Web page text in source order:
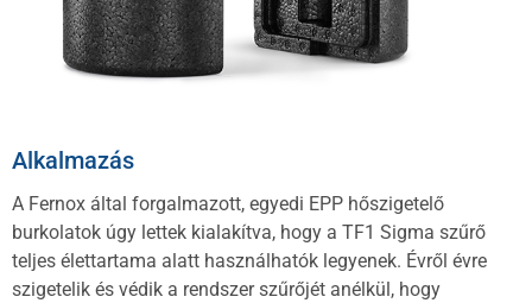
Alkalmazás
A Fernox által forgalmazott, egyedi EPP hőszigetelő
burkolatok úgy lettek kialakítva, hogy a TF1 Sigma szűrő
teljes élettartama alatt használhatók legyenek. Évről évre
szigetelik és védik a rendszer szűrőjét anélkül, hogy